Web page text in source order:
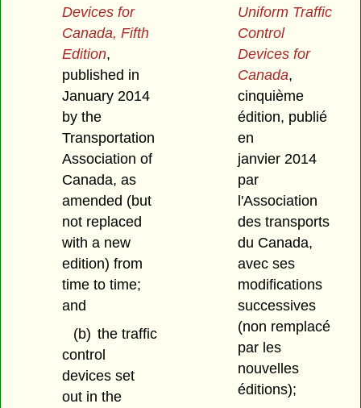
Devices for
Canada, Fifth
Edition,
published in
January 2014
by the
Transportation
Association of
Canada, as
amended (but
not replaced
with a new
edition) from
time to time;
and
(b) the traffic
control
devices set
out in the
Uniform Traffic
Control
Devices for
Canada,
cinquième
édition, publié
en
janvier 2014
par
l'Association
des transports
du Canada,
avec ses
modifications
successives
(non remplacé
par les
nouvelles
éditions);